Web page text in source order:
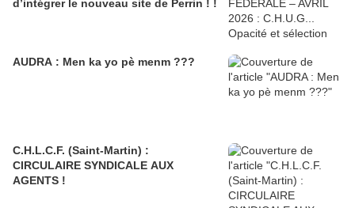
d’intégrer le nouveau site de Perrin ! !
AUDRA : Men ka yo pè menm ???
C.H.L.C.F. (Saint-Martin) :
CIRCULAIRE SYNDICALE AUX
AGENTS !